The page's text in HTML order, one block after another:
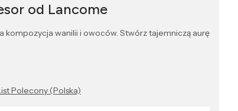
od Lancome
kompozycja wanilii i owoców. Stwórz tajemniczą aurę
Polecony (Polska)